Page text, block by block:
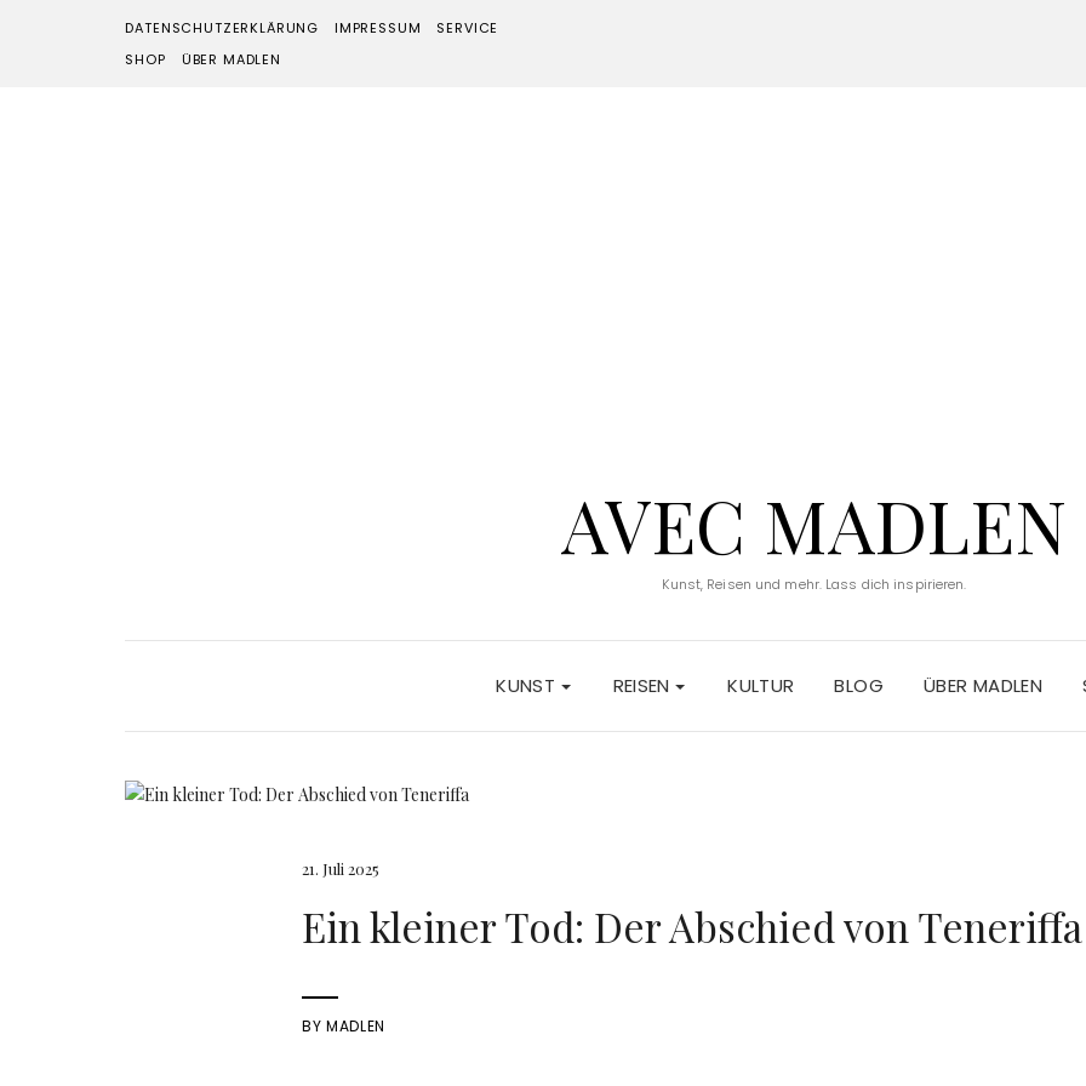
DATENSCHUTZERKLÄRUNG IMPRESSUM
SERVICE
SHOP
ÜBER MADLEN
AVEC MADLEN
Kunst, Reisen und mehr. Lass dich inspirieren.
KUNST REISEN KULTUR BLOG ÜBER MADLEN
21. Juli 2025
Ein kleiner Tod: Der Abschied von Teneriffa
BYMADLEN